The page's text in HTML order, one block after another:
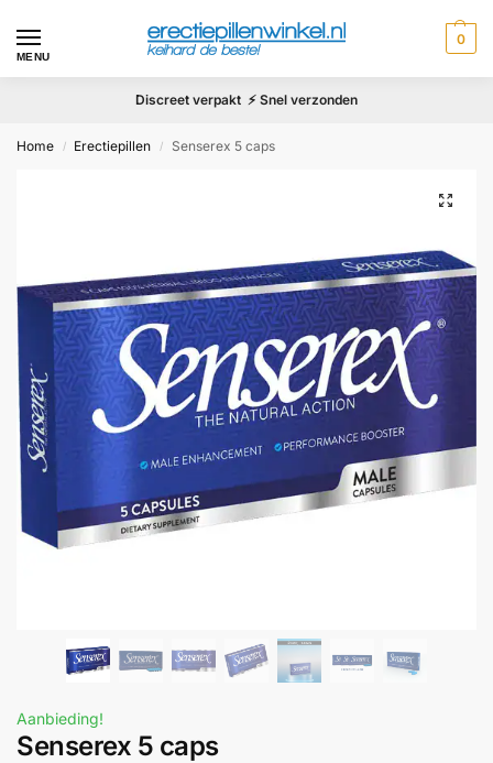
MENU
0
Discreet verpakt ⚡ Snel verzonden
Home / Erectiepillen / Senserex 5 caps
Aanbieding!
Senserex 5 caps